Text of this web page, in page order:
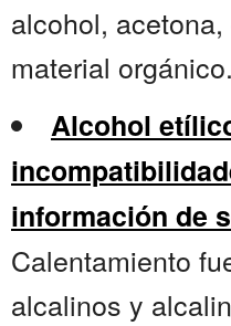
alcohol,
material
Alcohol
información de
Calentamiento
alcalinos y